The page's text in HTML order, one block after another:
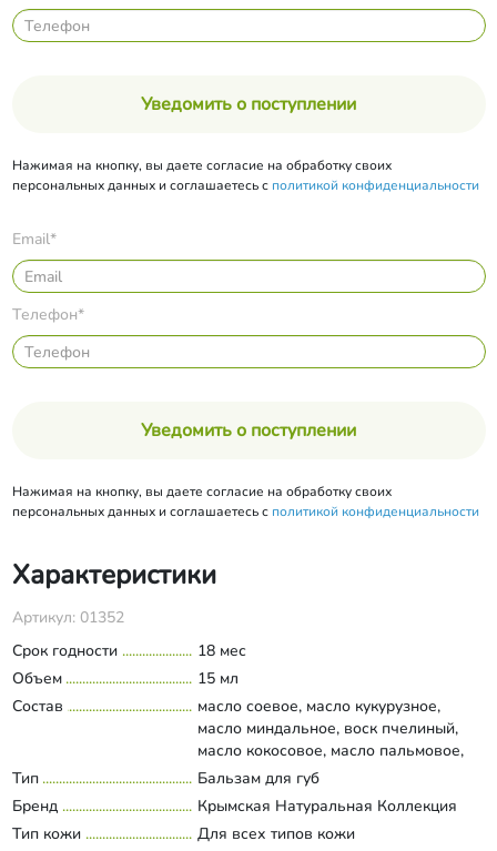
Уведомить о поступлении
Нажимая на кнопку, вы даете согласие на обработку своих
персональных данных и соглашаетесь с политикой конфиденциальности
Email*
Телефон*
Уведомить о поступлении
Нажимая на кнопку, вы даете согласие на обработку своих
персональных данных и соглашаетесь с политикой конфиденциальности
Характеристики
Артикул: 01352
Срок годности
18 мес
Объем
15 мл
Состав
масло соевое, масло кукурузное,
масло миндальное, воск пчелиный,
масло кокосовое, масло пальмовое,
масло касторовое, масло Ши, масло
виноградной косточки, ланолин
растительный, масло какао, воск
рисовых отрубей, комплекс витаминов
Развернуть состав
Тип
Бальзам для губ
Бренд
Крымская Натуральная Коллекция
Тип кожи
Для всех типов кожи